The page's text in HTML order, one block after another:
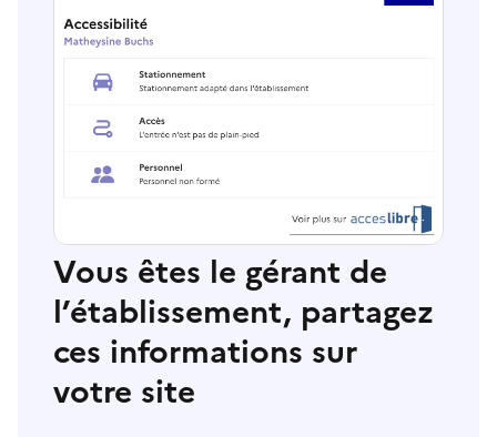
Vous êtes le gérant de
l’établissement, partagez
ces informations sur
votre site